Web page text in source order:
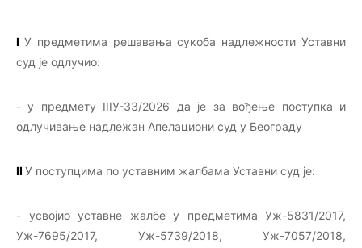
I У предметима решавања сукоба надлежности Уставни
суд је одлучио:
- у предмету IIIУ-33/2026 да је за вођење поступка и
одлучивање надлежан Апелациони суд у Београду
II У поступцима по уставним жалбама Уставни суд је:
- усвојио уставне жалбе у предметима Уж-5831/2017,
Уж-7695/2017, Уж-5739/2018, Уж-7057/2018,